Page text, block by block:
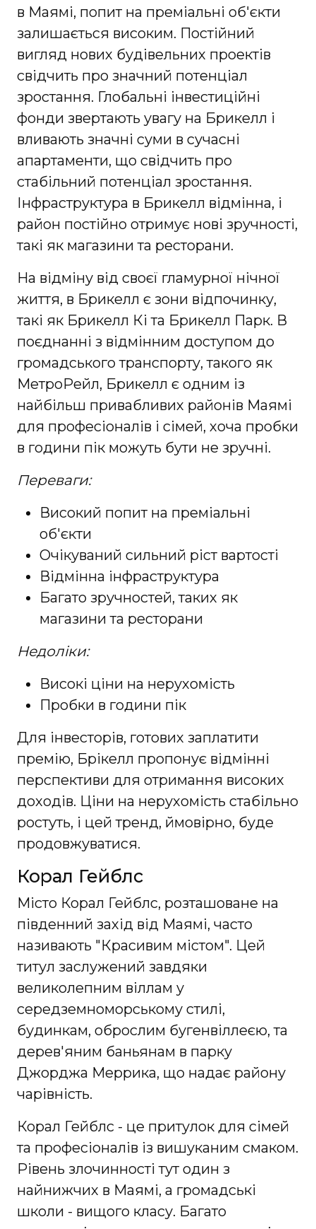
в Маямі, попит на преміальні об'єкти
залишається високим. Постійний
вигляд нових будівельних проектів
свідчить про значний потенціал
зростання. Глобальні інвестиційні
фонди звертають увагу на Брикелл і
вливають значні суми в сучасні
апартаменти, що свідчить про
стабільний потенціал зростання.
Інфраструктура в Брикелл відмінна, і
район постійно отримує нові зручності,
такі як магазини та ресторани.
На відміну від своєї гламурної нічної ​​
життя, в Брикелл є зони відпочинку,
такі як Брикелл Кі та Брикелл Парк. В
поєднанні з відмінним доступом до
громадського транспорту, такого як
МетроРейл, Брикелл є одним із
найбільш привабливих районів Маямі
для професіоналів і сімей, хоча пробки
в години пік можуть бути не зручні.
Переваги:
Високий попит на преміальні
об'єкти
Очікуваний сильний ріст вартості
Відмінна інфраструктура
Багато зручностей, таких як
магазини та ресторани
Недоліки:
Високі ціни на нерухомість
Пробки в години пік
Для інвесторів, готових заплатити
премію, Брікелл пропонує відмінні
перспективи для отримання високих
доходів. Ціни на нерухомість стабільно
ростуть, і цей тренд, ймовірно, буде
продовжуватися.
Корал Гейблс
Місто Корал Гейблс, розташоване на
південний захід від Маямі, часто
називають "Красивим містом". Цей
титул заслужений завдяки
великолепним віллам у
середземноморському стилі,
будинкам, оброслим бугенвіллеєю, та
дерев'яним баньянам в парку
Джорджа Меррика, що надає району
чарівність.
Корал Гейблс - це притулок для сімей
та професіоналів із вишуканим смаком.
Рівень злочинності тут один з
найнижчих в Маямі, а громадські
школи - вищого класу. Багато